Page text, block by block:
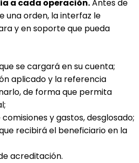
a cada operación.Antes de
una orden, la interfaz le
y en soporte que pueda
se cargará en su cuenta;
aplicado y la referencia
de forma que permita
y gastos, desglosado;
recibirá el beneficiario en la
acreditación.